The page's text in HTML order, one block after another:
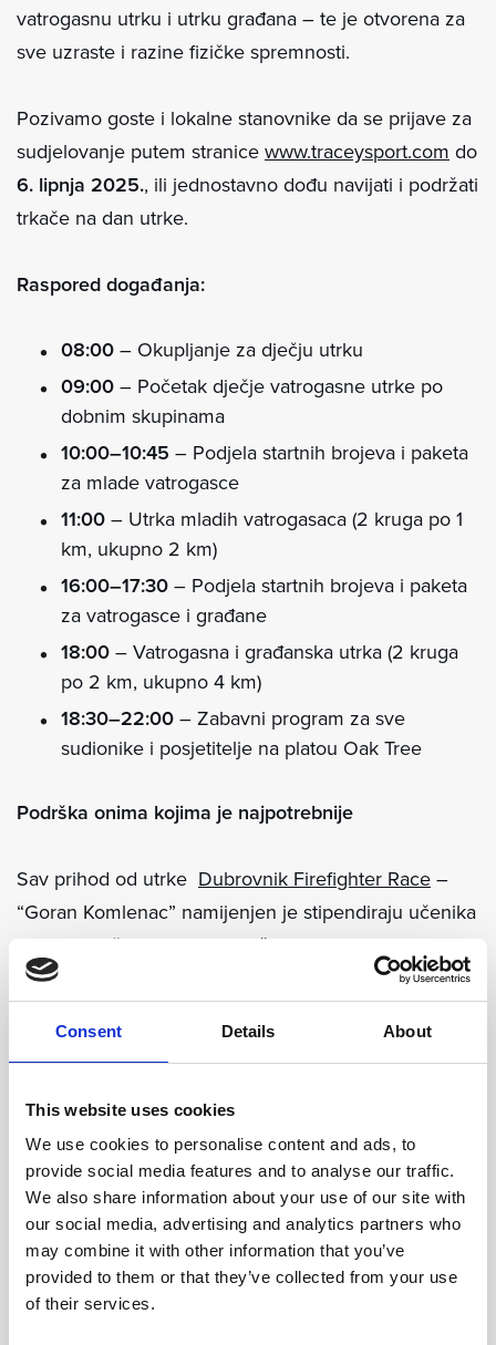
Consent Details About
This website uses cookies
We use cookies to personalise content and ads, to
provide social media features and to analyse our traffic.
We also share information about your use of our site with
our social media, advertising and analytics partners who
may combine it with other information that you’ve
provided to them or that they’ve collected from your use
of their services.
vatrogasnu utrku i utrku građana – te je otvorena za
sve uzraste i razine fizičke spremnosti.
Pozivamo goste i lokalne stanovnike da se prijave za
sudjelovanje putem stranice www.traceysport.com do
6. lipnja 2025., ili jednostavno dođu navijati i podržati
trkače na dan utrke.
Raspored događanja:
08:00 – Okupljanje za dječju utrku
09:00 – Početak dječje vatrogasne utrke po
dobnim skupinama
10:00–10:45 – Podjela startnih brojeva i paketa
za mlade vatrogasce
11:00 – Utrka mladih vatrogasaca (2 kruga po 1
km, ukupno 2 km)
16:00–17:30 – Podjela startnih brojeva i paketa
za vatrogasce i građane
18:00 – Vatrogasna i građanska utrka (2 kruga
po 2 km, ukupno 4 km)
18:30–22:00 – Zabavni program za sve
sudionike i posjetitelje na platou Oak Tree
Podrška onima kojima je najpotrebnije
Sav prihod od utrke Dubrovnik Firefighter Race –
“Goran Komlenac” namijenjen je stipendiraju učenika
iz Dubrovačko-neretvanske županije koji se nalaze u
teškoj socioekonomskoj situaciji, uključujući i djecu
bez jednog ili oba roditelja. Projekt se provodi u
suradnji s humanitarnom udrugom
Tata je Tata–
Sudjelovanjem – bilo trčanjem ili navijanjem –
pomažete stvaranju boljih prilika za mlade iz naše
zajednice, istovremeno slaveći duh solidarnosti i
otpornosti.
Pozivamo sve goste i prijatelje da nam se pridruže i